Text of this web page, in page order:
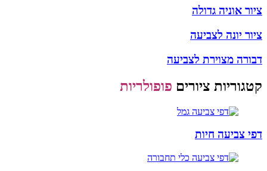
ציור אוניה גדולה
ציור יונה לצביעה
דבורה מצוירת לצביעה
קטגוריות ציורים פופולריות
דפי צביעה חיות